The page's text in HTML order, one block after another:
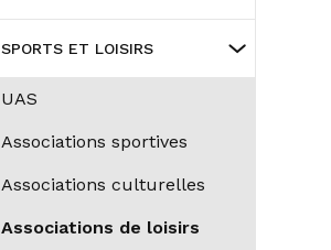
SPORTS ET LOISIRS
UAS
Associations sportives
Associations culturelles
Associations de loisirs